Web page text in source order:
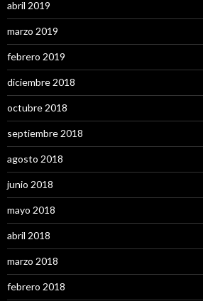
abril 2019
marzo 2019
febrero 2019
diciembre 2018
octubre 2018
septiembre 2018
agosto 2018
junio 2018
mayo 2018
abril 2018
marzo 2018
febrero 2018